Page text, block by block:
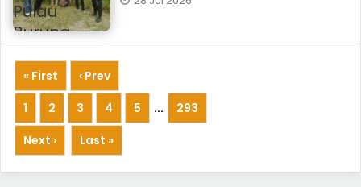
« First
‹ Prev
1
2 3 4 5 ...
293
Next ›
Last »